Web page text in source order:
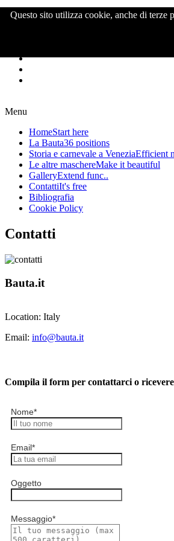
Questo sito utilizza cookie, anche di terze
>
Menu
HomeStart here
La Bauta36 positions
Storia e carnevale a VeneziaEfficient
Le altre maschereMake it beautiful
GalleryExtend func..
ContattiIt's free
Bibliografia
Cookie Policy
Contatti
Bauta.it
Location: Italy
Email: info@bauta.it
Compila il form per contattarci o
Nome*
Email*
Oggetto
Messaggio*